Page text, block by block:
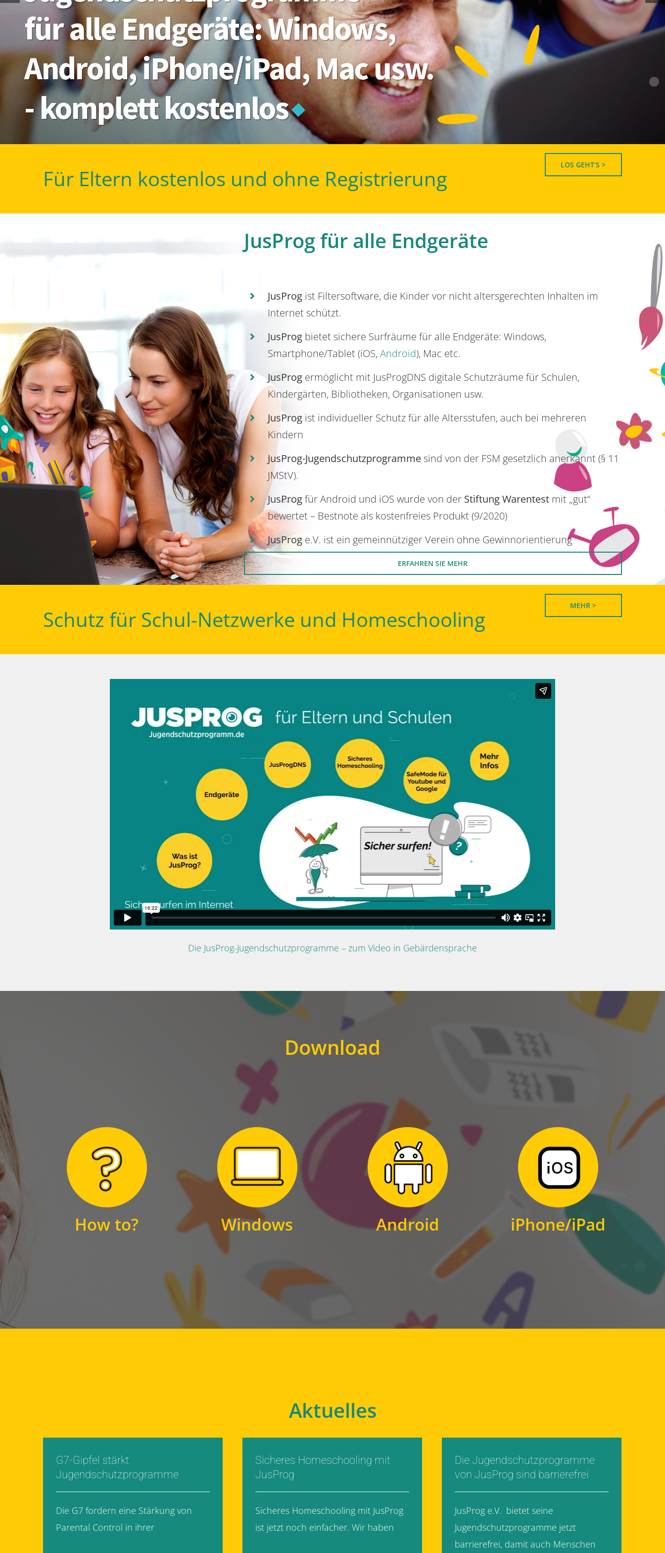
- komplett kostenlos
Android, iPhone/iPad, Mac usw.
für alle Endgeräte: Windows,
Für Eltern kostenlos und ohne Registrierung
LOS GEHT’S >
JusProg für alle Endgeräte
JusProgist Filtersoftware, die Kinder vor nicht altersgerechten Inhalten im
Internet schützt.
JusProgbietet sichere Surfräume für alle Endgeräte: Windows,
Smartphone/Tablet (iOS, Android), Mac etc.
JusProg ermöglicht mit JusProgDNS digitale Schutzräume für Schulen,
Kindergärten, Bibliotheken, Organisationen usw.
JusProgist individueller Schutz für alle Altersstufen, auch bei mehreren
Kindern
JusProg-Jugendschutzprogrammesind von der FSM gesetzlich anerkannt (§ 11
JMStV).
JusProgfür Android und iOS wurde von der Stiftung Warentestmit „gut“
bewertet – Bestnote als kostenfreies Produkt (9/2020)
JusProge.V. ist ein gemeinnütziger Verein ohne Gewinnorientierung
ERFAHREN SIE MEHR
Schutz für Schul-Netzwerke und Homeschooling
MEHR >
Die JusProg-Jugendschutzprogramme – zum Video in Gebärdensprache
Download
How to?
Hier finden Sie
Windows
Zum Download
für Windows
Android
Zum Download
für Android
iPhone/iPad
Zum Download
für iPhone und iPad
Aktuelles
G7-Gipfel stärkt
Jugendschutzprogramme
Die G7 fordern eine Stärkung von
Parental Control in ihrer
Sicheres Homeschooling mit
JusProg
Sicheres Homeschooling mit JusProg
ist jetzt noch einfacher. Wir haben
Die Jugendschutzprogramme
von JusProg sind barrierefrei
JusProg e.V. bietet seine
Jugendschutzprogramme jetzt
barrierefrei, damit auch Menschen